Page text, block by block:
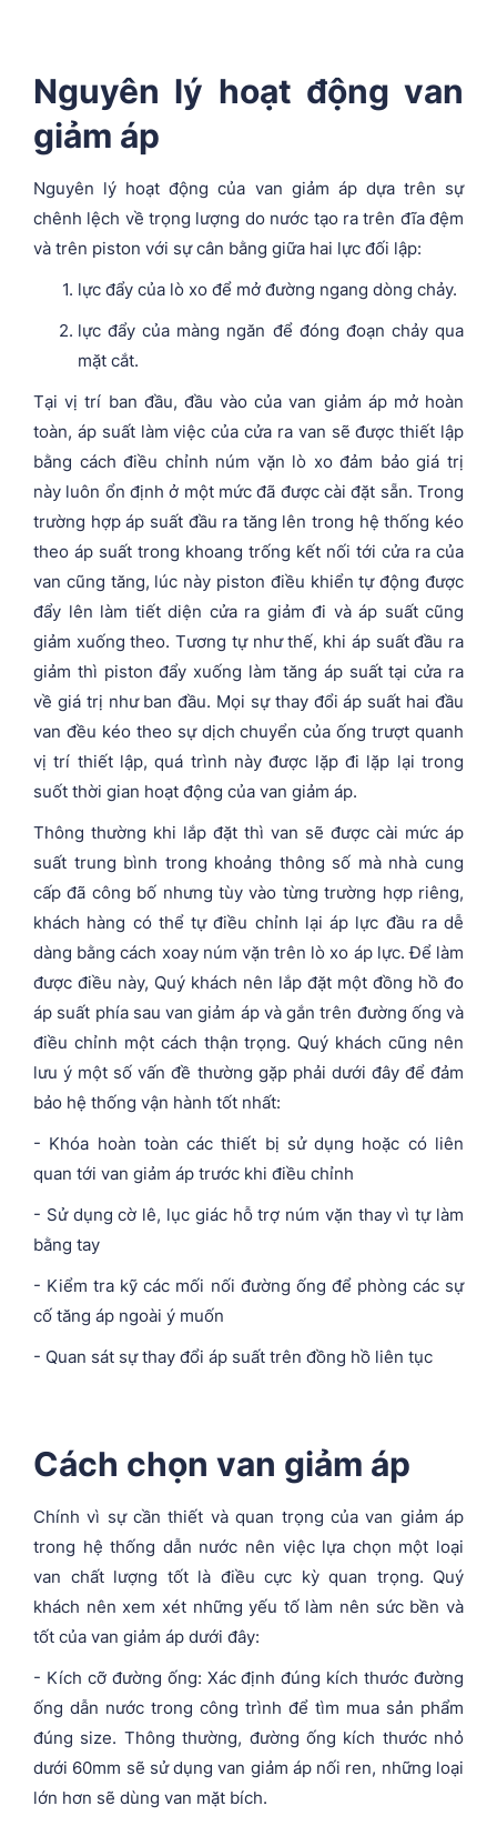
Nguyên lý hoạt động van
giảm áp
Nguyên lý hoạt động của van giảm áp dựa trên sự
chênh lệch về trọng lượng do nước tạo ra trên đĩa đệm
và trên piston với sự cân bằng giữa hai lực đối lập:
lực đẩy của lò xo để mở đường ngang dòng chảy.
lực đẩy của màng ngăn để đóng đoạn chảy qua
mặt cắt.
Tại vị trí ban đầu, đầu vào của van giảm áp mở hoàn
toàn, áp suất làm việc của cửa ra van sẽ được thiết lập
bằng cách điều chỉnh núm vặn lò xo đảm bảo giá trị
này luôn ổn định ở một mức đã được cài đặt sẵn. Trong
trường hợp áp suất đầu ra tăng lên trong hệ thống kéo
theo áp suất trong khoang trống kết nối tới cửa ra của
van cũng tăng, lúc này piston điều khiển tự động được
đẩy lên làm tiết diện cửa ra giảm đi và áp suất cũng
giảm xuống theo. Tương tự như thế, khi áp suất đầu ra
giảm thì piston đẩy xuống làm tăng áp suất tại cửa ra
về giá trị như ban đầu. Mọi sự thay đổi áp suất hai đầu
van đều kéo theo sự dịch chuyển của ống trượt quanh
vị trí thiết lập, quá trình này được lặp đi lặp lại trong
suốt thời gian hoạt động của van giảm áp.
Thông thường khi lắp đặt thì van sẽ được cài mức áp
suất trung bình trong khoảng thông số mà nhà cung
cấp đã công bố nhưng tùy vào từng trường hợp riêng,
khách hàng có thể tự điều chỉnh lại áp lực đầu ra dễ
dàng bằng cách xoay núm vặn trên lò xo áp lực. Để làm
được điều này, Quý khách nên lắp đặt một đồng hồ đo
áp suất phía sau van giảm áp và gắn trên đường ống và
điều chỉnh một cách thận trọng. Quý khách cũng nên
lưu ý một số vấn đề thường gặp phải dưới đây để đảm
bảo hệ thống vận hành tốt nhất:
- Khóa hoàn toàn các thiết bị sử dụng hoặc có liên
quan tới van giảm áp trước khi điều chỉnh
- Sử dụng cờ lê, lục giác hỗ trợ núm vặn thay vì tự làm
bằng tay
- Kiểm tra kỹ các mối nối đường ống để phòng các sự
cố tăng áp ngoài ý muốn
- Quan sát sự thay đổi áp suất trên đồng hồ liên tục
Cách chọn van giảm áp
Chính vì sự cần thiết và quan trọng của van giảm áp
trong hệ thống dẫn nước nên việc lựa chọn một loại
van chất lượng tốt là điều cực kỳ quan trọng. Quý
khách nên xem xét những yếu tố làm nên sức bền và
tốt của van giảm áp dưới đây:
- Kích cỡ đường ống: Xác định đúng kích thước đường
ống dẫn nước trong công trình để tìm mua sản phẩm
đúng size. Thông thường, đường ống kích thước nhỏ
dưới 60mm sẽ sử dụng van giảm áp nối ren, những loại
lớn hơn sẽ dùng van mặt bích.